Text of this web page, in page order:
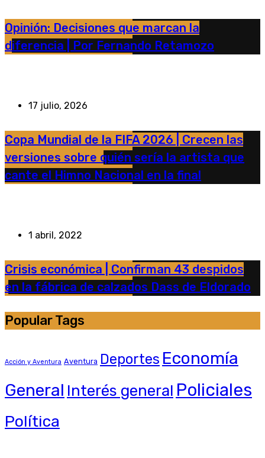
Opinión: Decisiones que marcan la
diferencia | Por Fernando Retamozo
17 julio, 2026
Copa Mundial de la FIFA 2026 | Crecen las
versiones sobre quién sería la artista que
cante el Himno Nacional en la final
1 abril, 2022
Crisis económica | Confirman 43 despidos
en la fábrica de calzados Dass de Eldorado
Popular Tags
Acción y Aventura Aventura Deportes Economía
General Interés general Policiales
Política